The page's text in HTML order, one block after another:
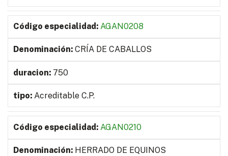
AGAN0208
CRÍA DE CABALLOS
750
Acreditable C.P.
AGAN0210
HERRADO DE EQUINOS